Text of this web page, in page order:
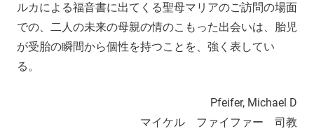
ルカによる福音書に出てくる聖母マリアのご訪問の場面
での、二人の未来の母親の情のこもった出会いは、胎児
が受胎の瞬間から個性を持つことを、強く表してい
る。
Pfeifer, Michael D
マイケル ファイファー 司教